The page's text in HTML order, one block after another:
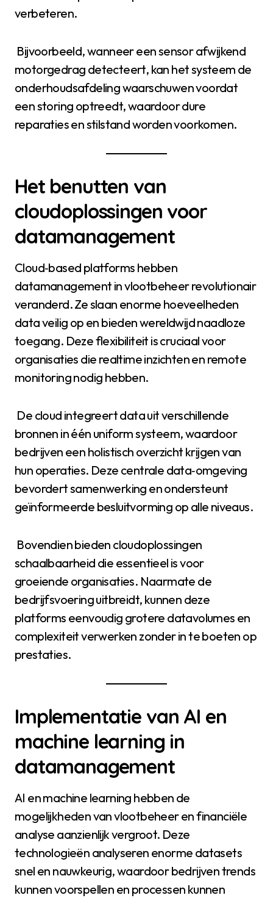
verbeteren.
Bijvoorbeeld, wanneer een sensor afwijkend
motorgedrag detecteert, kan het systeem de
onderhoudsafdeling waarschuwen voordat
een storing optreedt, waardoor dure
reparaties en stilstand worden voorkomen.
Het benutten van
cloudoplossingen voor
datamanagement
Cloud‑based platforms hebben
datamanagement in vlootbeheer revolutionair
veranderd. Ze slaan enorme hoeveelheden
data veilig op en bieden wereldwijd naadloze
toegang. Deze flexibiliteit is cruciaal voor
organisaties die realtime inzichten en remote
monitoring nodig hebben.
De cloud integreert data uit verschillende
bronnen in één uniform systeem, waardoor
bedrijven een holistisch overzicht krijgen van
hun operaties. Deze centrale data‑omgeving
bevordert samenwerking en ondersteunt
geïnformeerde besluitvorming op alle niveaus.
Bovendien bieden cloudoplossingen
schaalbaarheid die essentieel is voor
groeiende organisaties. Naarmate de
bedrijfsvoering uitbreidt, kunnen deze
platforms eenvoudig grotere datavolumes en
complexiteit verwerken zonder in te boeten op
prestaties.
Implementatie van AI en
machine learning in
datamanagement
AI en machine learning hebben de
mogelijkheden van vlootbeheer en financiële
analyse aanzienlijk vergroot. Deze
technologieën analyseren enorme datasets
snel en nauwkeurig, waardoor bedrijven trends
kunnen voorspellen en processen kunnen